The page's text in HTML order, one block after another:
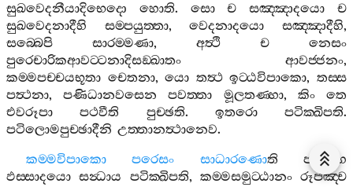
සුඛවෙදනීයාදිභෙදො
හොති. සො ච සඤ‍්ඤාදයො
ච
සුඛවෙදනාදීහි
සම‍්පයුත‍්තා,වෙදනාදයො සඤ‍්ඤාදීහි,
සබ‍්බෙපි
සාරම‍්මණා, අත්‍ථි ච
නෙසං
පුරෙචාරිකආවට‍්ටනාදිසඞ‍්ඛාතං
ආවජ‍්ජනං,
කම‍්මපච‍්චයභූතා චෙතනා,යො තත්‍ථ ඉට‍්ඨවිපාකො,තස‍්ස
පත්‍ථනා,පණිධානවසෙන පවත‍්තා මූලතණ‍්හා, කිං
තෙ
එවරූපා
පථවීති පුච‍්ඡති. ඉතරො පටික‍්ඛිපති.
පටිලොමපුච‍්ඡාදීනි උත‍්තානත්‍ථානෙව.
කම‍්මවිපාකො
පරෙසං සාධාරණොති
පඤ‍්හෙ
ඵස‍්සාදයො සන්‍ධාය පටික‍්ඛිපති, කම‍්මසමුට‍්ඨානං රූපඤ‍්ච